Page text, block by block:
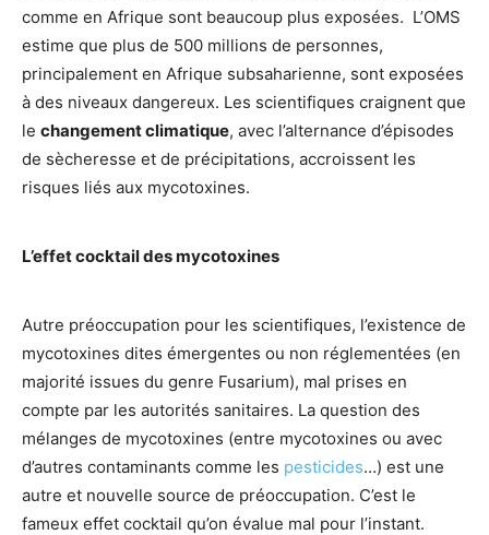
comme en Afrique sont beaucoup plus exposées. L’OMS
estime que plus de 500 millions de personnes,
principalement en Afrique subsaharienne, sont exposées
à des niveaux dangereux. Les scientifiques craignent que
le changement climatique, avec l’alternance d’épisodes
de sècheresse et de précipitations, accroissent les
risques liés aux mycotoxines.
L’effet cocktail des mycotoxines
Autre préoccupation pour les scientifiques, l’existence de
mycotoxines dites émergentes ou non réglementées (en
majorité issues du genre Fusarium), mal prises en
compte par les autorités sanitaires. La question des
mélanges de mycotoxines (entre mycotoxines ou avec
d’autres contaminants comme les pesticides…) est une
autre et nouvelle source de préoccupation. C’est le
fameux effet cocktail qu’on évalue mal pour l’instant.